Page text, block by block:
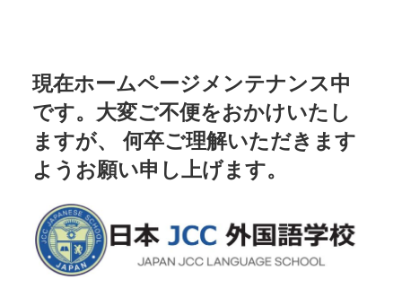
現在ホームページメンテナンス中
です。大変ご不便をおかけいたし
ますが、 何卒ご理解いただきます
ようお願い申し上げます。